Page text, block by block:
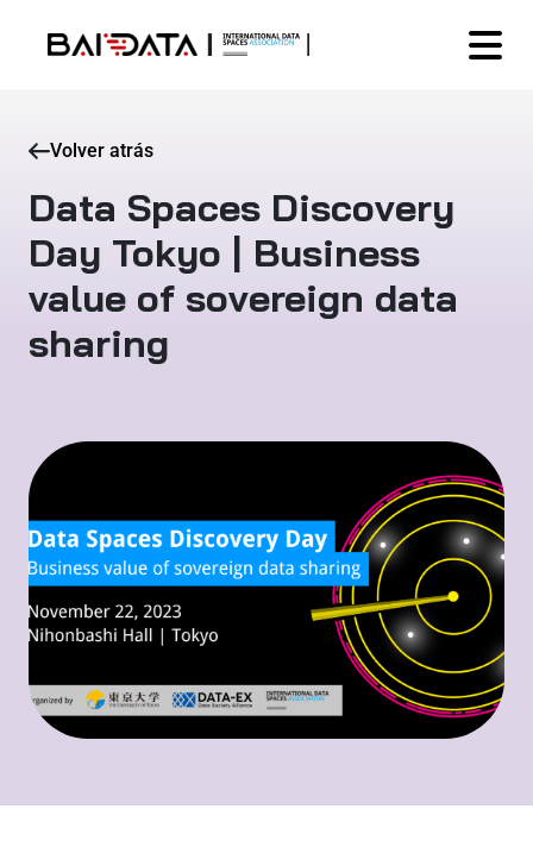
Volver atrás
Data Spaces Discovery
Day Tokyo | Business
value of sovereign data
sharing